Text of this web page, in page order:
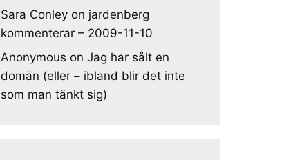
Sara Conley on jardenberg
kommenterar – 2009-11-10
Anonymous on Jag har sålt en
domän (eller – ibland blir det inte
som man tänkt sig)